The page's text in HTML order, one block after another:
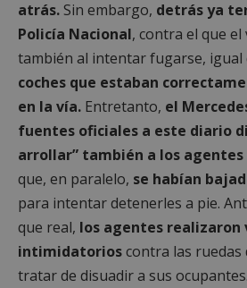
atrás. Sin embargo, detrás ya
Policía Nacional, contra el que el
también al intentar fugarse, igual
coches que estaban
en la vía. Entretanto, el
fuentes oficiales a este diario
arrollar” también a los agentes
que, en paralelo, se habían
para intentar detenerles a pie.
que real, los agentes realizaron
intimidatorioscontra las ruedas
tratar de disuadir a sus ocupantes.